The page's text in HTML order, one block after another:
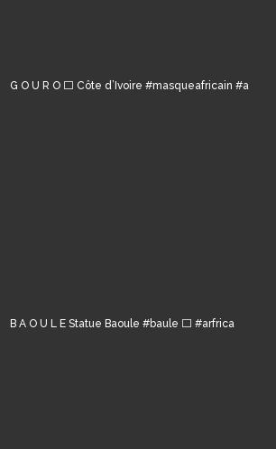
G O U R O ⬜️ Côte d’Ivoire #masqueafricain #a
B A O U L E Statue Baoule #baule ⬜️ #arfrica